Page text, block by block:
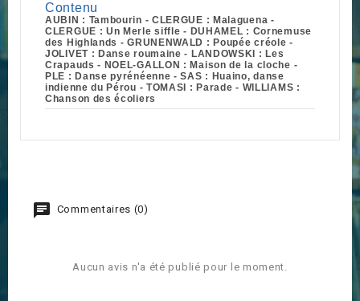
Contenu
AUBIN : Tambourin - CLERGUE : Malaguena -
CLERGUE : Un Merle siffle - DUHAMEL : Cornemuse
des Highlands - GRUNENWALD : Poupée créole -
JOLIVET : Danse roumaine - LANDOWSKI : Les
Crapauds - NOEL-GALLON : Maison de la cloche -
PLE : Danse pyrénéenne - SAS : Huaino, danse
indienne du Pérou - TOMASI : Parade - WILLIAMS :
Chanson des écoliers
Commentaires (0)
Aucun avis n'a été publié pour le moment.